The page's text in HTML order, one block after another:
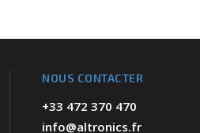
NOUS CONTACTER
+33 472 370 470
info@altronics.fr